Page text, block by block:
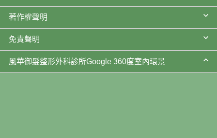
著作權聲明
免責聲明
風華御髮整形外科診所Google 360度室內環景